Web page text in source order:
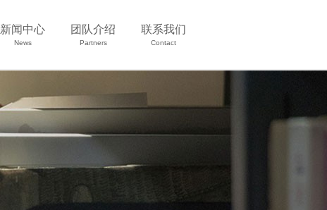
新闻中心
News
团队介绍
Partners
联系我们
Contact